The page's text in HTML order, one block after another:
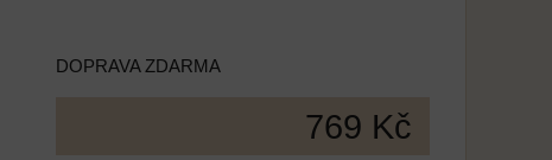
DOPRAVA ZDARMA
769 Kč